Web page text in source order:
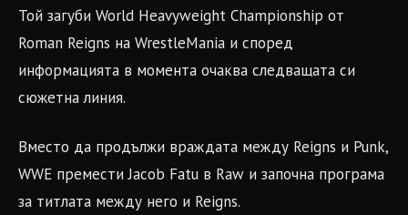
Той загуби World Heavyweight Championship от
Roman Reigns на WrestleMania и според
информацията в момента очаква следващата си
сюжетна линия.
Вместо да продължи враждата между Reigns и Punk,
WWE премести Jacob Fatu в Raw и започна програма
за титлата между него и Reigns.